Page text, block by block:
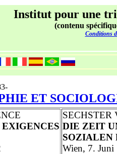
Institut pour une
(contenu
Conditions
ET
SECHSTER
DIE ZEIT
SOZIALEN
Wien, 7. Juni